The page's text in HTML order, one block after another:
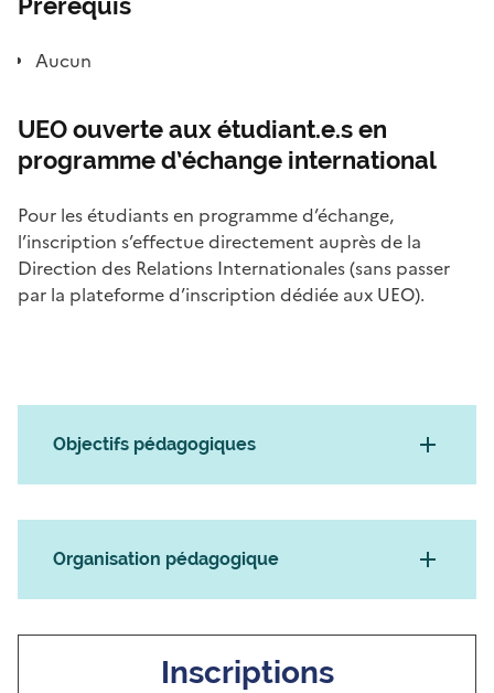
Prérequis
Aucun
UEO ouverte aux étudiant.e.s en
programme d’échange international
Pour les étudiants en programme d’échange,
l’inscription s’effectue directement auprès de la
Direction des Relations Internationales (sans passer
par la plateforme d’inscription dédiée aux UEO).
Objectifs pédagogiques
Organisation pédagogique
Inscriptions